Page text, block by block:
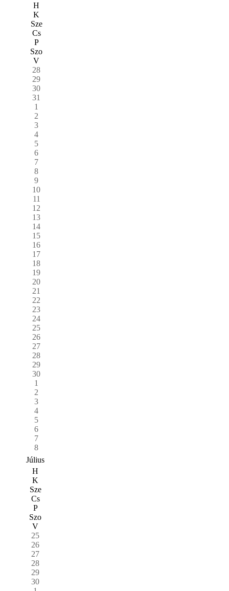
H
K
Sze
Cs
P
Szo
V
28
29
30
31
1
2
3
4
5
6
7
8
9
10
11
12
13
14
15
16
17
18
19
20
21
22
23
24
25
26
27
28
29
30
1
2
3
4
5
6
7
8
Július
H
K
Sze
Cs
P
Szo
V
25
26
27
28
29
30